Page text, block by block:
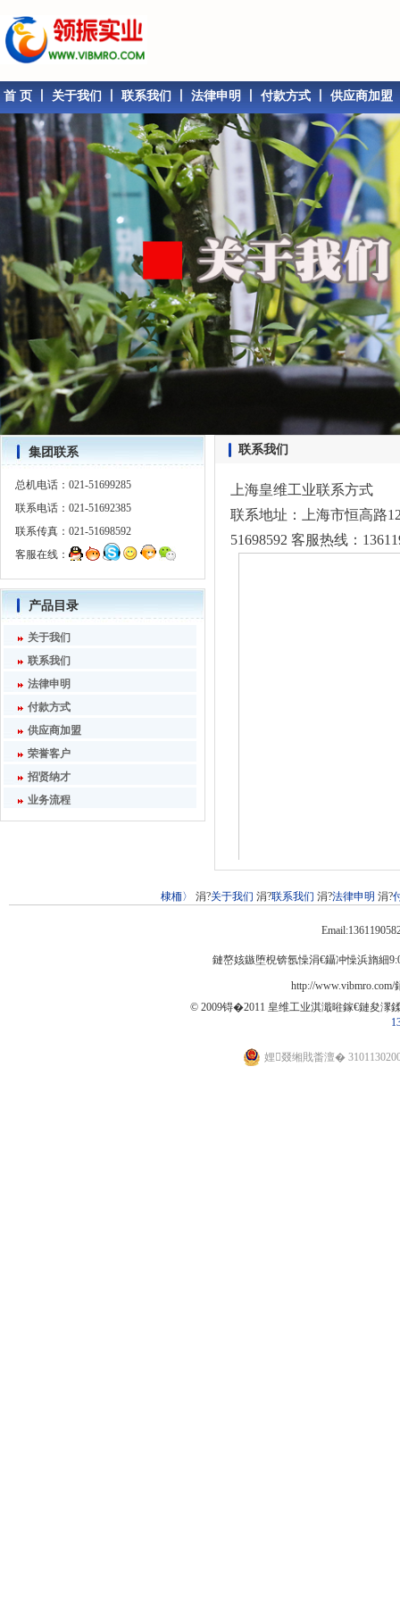
首 页 关于我们 联系我们 法律申明 付款方式 供应商加盟
集团联系
总机电话：021-51699285
联系电话：021-51692385
联系传真：021-51698592
客服在线：
产品目录
关于我们
联系我们
法律申明
付款方式
供应商加盟
荣誉客户
招贤纳才
业务流程
联系我们
上海皇维工业联系方式
联系地址：上海市恒高路
51698592 客服热线：
棣栭〉 涓?关于我们 涓?联系我们 涓?法律申明 涓?
鏈嶅姟鏃堕棿锛氬懆涓€鑷冲懆浜旓細
http://www.vibmro.com/
© 2009锝�2011 皇维工业淇濈暀鎵€鏈夋潈
娌叕缃戝畨澶�